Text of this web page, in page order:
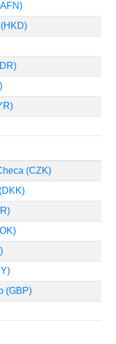
(CZK)
(GBP)